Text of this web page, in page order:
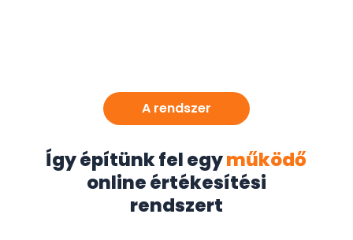
A rendszer
Így építünk fel egyműködő
online értékesítési
rendszert